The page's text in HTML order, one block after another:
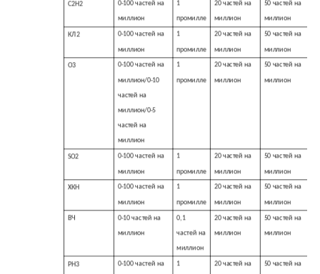
C2H2
0-100 частей на
миллион
1
промилле
20 частей на
миллион
50 частей на
миллион
КЛ2 0-100 частей на
миллион
1
промилле
20 частей на
миллион
50 частей на
миллион
О3
0-100 частей на
миллион/0-10
частей на
миллион/0-5
частей на
миллион
1
промилле
20 частей на
миллион
50 частей на
миллион
SO2
0-100 частей на
миллион
1
промилле
20 частей на
миллион
50 частей на
миллион
ХКН
0-100 частей на
миллион
1
промилле
20 частей на
миллион
50 частей на
миллион
ВЧ
0-10 частей на
миллион
0,1
частей на
миллион
20 частей на
миллион
50 частей на
миллион
РН3 0-100 частей на 1 20 частей на 50 частей на